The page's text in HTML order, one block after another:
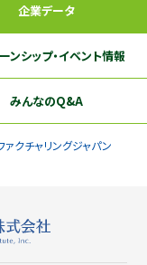
企業データ
ンシップ・イベント情報
みんなのQ&A
ァクチャリングジャパン